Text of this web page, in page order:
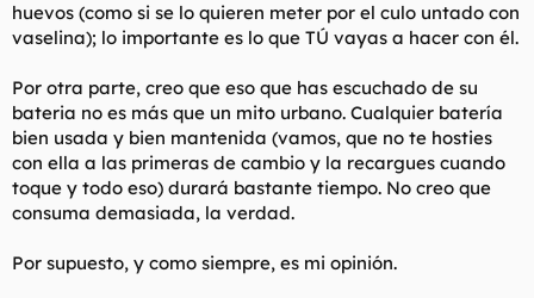
huevos (como si se lo quieren meter por el culo untado con
vaselina); lo importante es lo que TÚ vayas a hacer con él.
Por otra parte, creo que eso que has escuchado de su
bateria no es más que un mito urbano. Cualquier batería
bien usada y bien mantenida (vamos, que no te hosties
con ella a las primeras de cambio y la recargues cuando
toque y todo eso) durará bastante tiempo. No creo que
consuma demasiada, la verdad.
Por supuesto, y como siempre, es mi opinión.